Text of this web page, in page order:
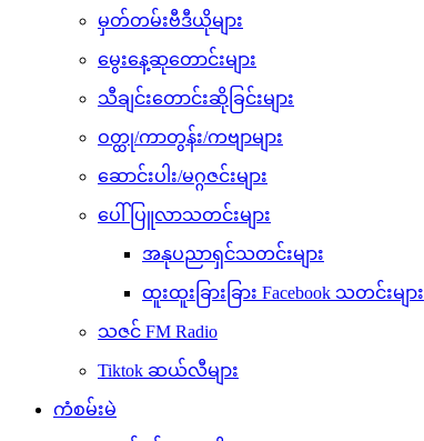
မှတ်တမ်းဗီဒီယိုများ
မွေးနေ့ဆုတောင်းများ
သီချင်းတောင်းဆိုခြင်းများ
ဝတ္ထု/ကာတွန်း/ကဗျာများ
ဆောင်းပါး/မဂ္ဂဇင်းများ
ပေါ်ပြူလာသတင်းများ
အနုပညာရှင်သတင်းများ
ထူးထူးခြားခြား Facebook သတင်းများ
သဇင် FM Radio
Tiktok ဆယ်လီများ
ကံစမ်းမဲ